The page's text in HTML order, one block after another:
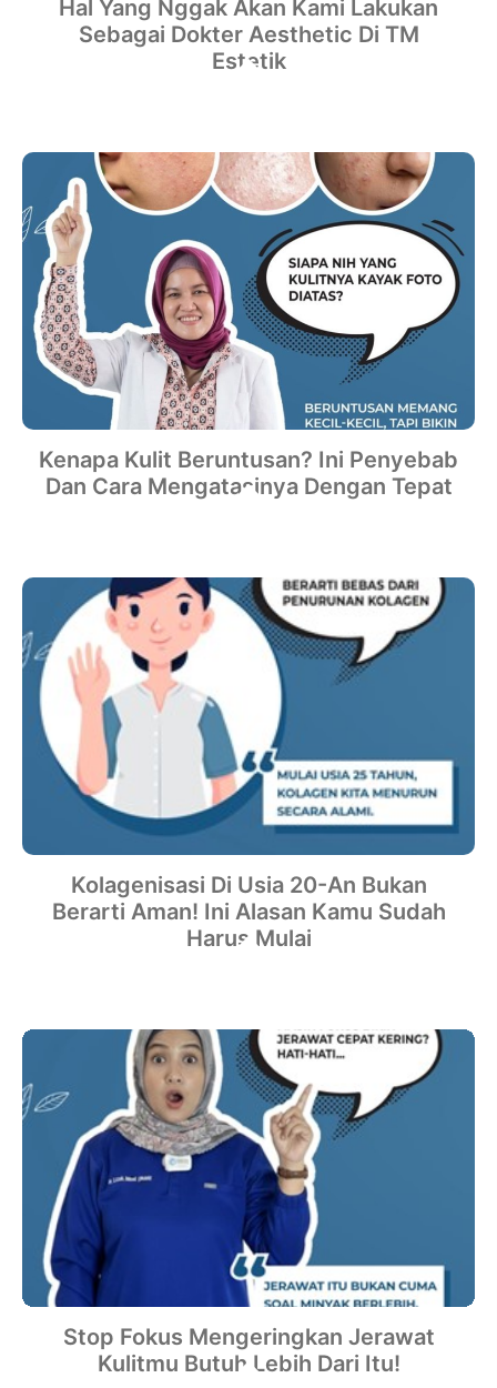
Hal Yang Nggak Akan Kami Lakukan
Sebagai Dokter Aesthetic Di TM
Estetik
Kenapa Kulit Beruntusan? Ini Penyebab
Dan Cara Mengatasinya Dengan Tepat
Kolagenisasi Di Usia 20-An Bukan
Berarti Aman! Ini Alasan Kamu Sudah
Harus Mulai
Stop Fokus Mengeringkan Jerawat
Kulitmu Butuh Lebih Dari Itu!